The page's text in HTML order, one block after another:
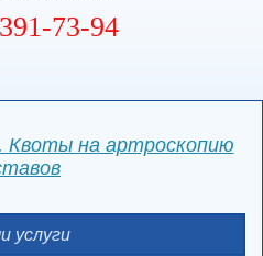
391-73-94
Квоты на артроскопию
услуги